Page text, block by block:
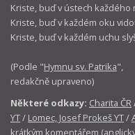
Kriste, buď v ústech každého
Kriste, buď v každém oku
Kriste, buď v každém uchu
(Podle "Hymnu sv. Patrika",
redakčně upraveno)
Některé odkazy: Charita ČR
YT/ Lomec, Josef Prokeš YT/
krátkým komentářem